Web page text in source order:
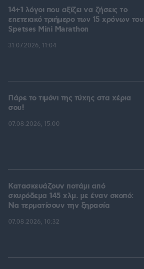
14+1 λόγοι που αξίζει να ζήσεις το
επετειακό τριήμερο των 15 χρόνων του
Spetses Mini Marathon
31.07.2026, 11:04
Πάρε το τιμόνι της τύχης στα χέρια
σου!
07.08.2026, 15:00
Κατασκευάζουν ποτάμι από
σκυρόδεμα 145 χλμ. με έναν σκοπό:
Να τερματίσουν την ξηρασία
07.08.2026, 10:32